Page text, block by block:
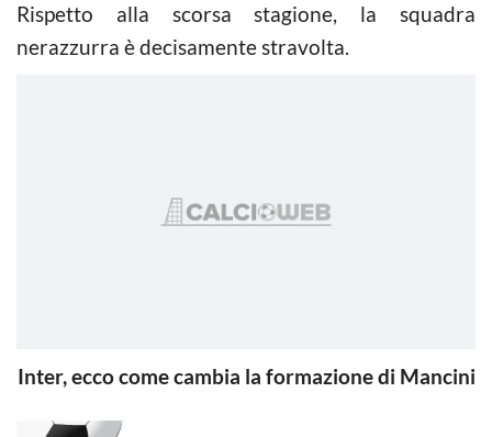
Rispetto alla scorsa stagione, la squadra
nerazzurra è decisamente stravolta.
Inter, ecco come cambia la formazione di Mancini